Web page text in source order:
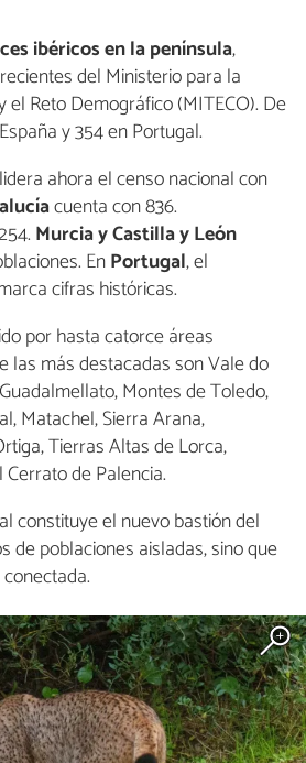
ibéricos en la península,
del Ministerio para la
el Reto Demográfico (MITECO). De
y 354 en Portugal.
lidera ahora el censo nacional con
cuenta con 836.
Murcia y Castilla y León
EnPortugal, el
cifras históricas.
por hasta catorce áreas
las más destacadas son Vale do
Montes de Toledo,
Matachel, Sierra Arana,
Tierras Altas de Lorca,
de Palencia.
constituye el nuevo bastión del
de poblaciones aisladas, sino que